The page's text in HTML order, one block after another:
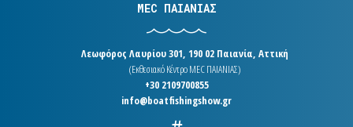
MEC ΠΑΙΑΝΙΑΣ
Λεωφόρος Λαυρίου 301, 190 02 Παιανία, Αττική
(Εκθεσιακό Κέντρο MEC ΠΑΙΑΝΙΑΣ)
+30 2109700855
info@boatfishingshow.gr